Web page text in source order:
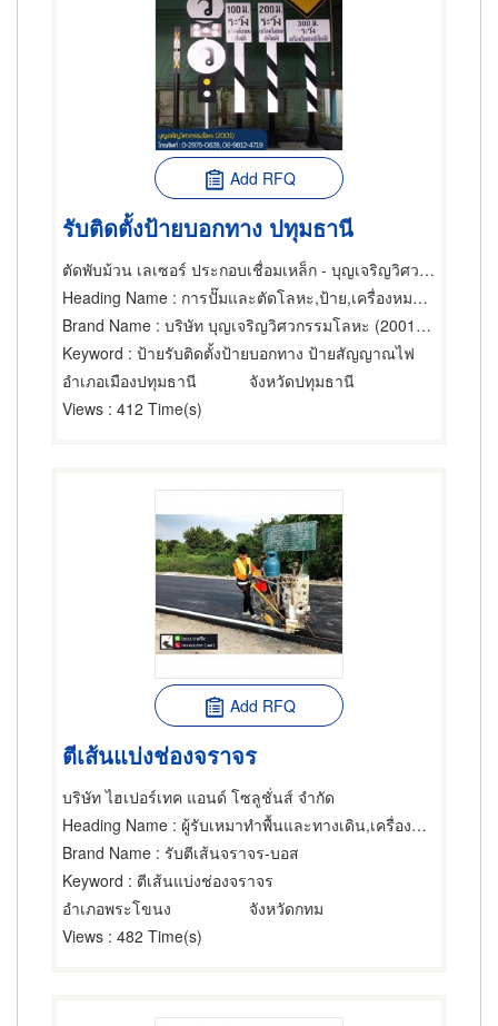
Add RFQ
รับติดตั้งป้ายบอกทาง ปทุมธานี
ตัดพับม้วน เลเซอร์ ประกอบเชื่อมเหล็ก - บุญเจริญวิศวกรรมโลหะ (2001)
Heading Name : การปั๊มและตัดโลหะ,ป้าย,เครื่องหมายจราจร
Brand Name : บริษัท บุญเจริญวิศวกรรมโลหะ (2001) จำกัด
Keyword : ป้ายรับติดตั้งป้ายบอกทาง ป้ายสัญญาณไฟ
อำเภอเมืองปทุมธานี
จังหวัดปทุมธานี
Views : 412 Time(s)
Add RFQ
ตีเส้นแบ่งช่องจราจร
บริษัท ไฮเปอร์เทค แอนด์ โซลูชั่นส์ จำกัด
Heading Name : ผู้รับเหมาทำพื้นและทางเดิน,เครื่องหมายจราจร,สัญญาณไฟและอุปกรณ์จราจร
Brand Name : รับตีเส้นจราจร-บอส
Keyword : ตีเส้นแบ่งช่องจราจร
อำเภอพระโขนง
จังหวัดกทม
Views : 482 Time(s)